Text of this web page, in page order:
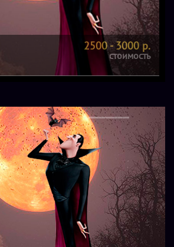
2500 - 3000 р.
стоимость